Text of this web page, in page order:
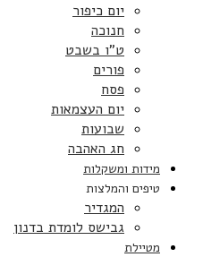
יום כיפור
חנוכה
ט”ו בשבט
פורים
פסח
יום העצמאות
שבועות
חג האהבה
מידות ומשקלות
טיפים והמלצות
המגדיר
גבישס לומדת בדנון
מטיילת